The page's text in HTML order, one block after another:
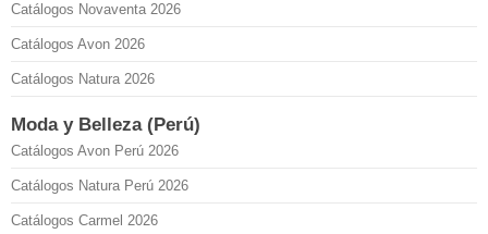
Catálogos Novaventa 2026
Catálogos Avon 2026
Catálogos Natura 2026
Moda y Belleza (Perú)
Catálogos Avon Perú 2026
Catálogos Natura Perú 2026
Catálogos Carmel 2026